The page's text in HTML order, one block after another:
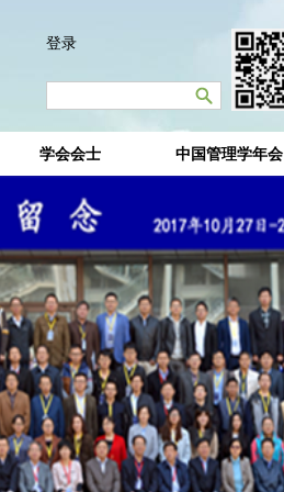
登录
学会会士 中国管理学年会